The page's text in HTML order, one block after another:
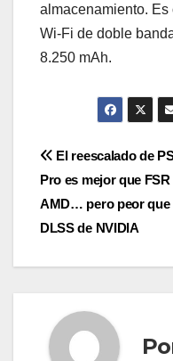
almacenamiento.
Wi-Fi de doble
8.250 mAh.
de
entradas
El reescalado de
Pro es mejor que FSR
AMD… pero peor que
DLSS de NVIDIA